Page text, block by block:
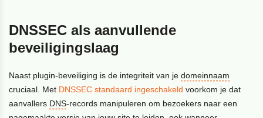
DNSSEC als aanvullende
beveiligingslaag
Naast plugin-beveiliging is de integriteit van jedomeinnaam
cruciaal. Met DNSSEC standaard ingeschakeld voorkom je dat
aanvallers DNS-records manipuleren om bezoekers naar een